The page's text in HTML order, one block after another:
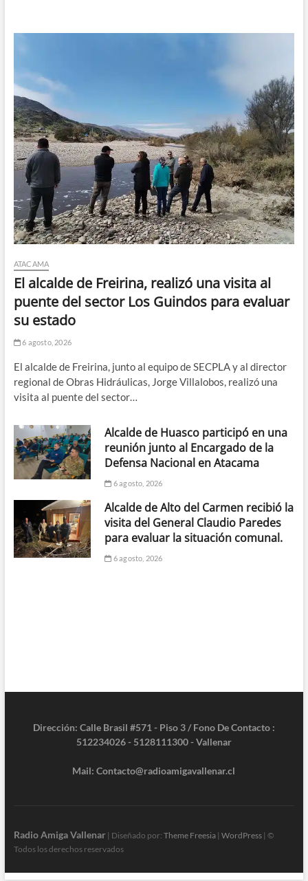
ATACAMA
El alcalde de Freirina, realizó una visita al
puente del sector Los Guindos para evaluar
su estado
6 agosto, 2026
El alcalde de Freirina, junto al equipo de SECPLA y al director
regional de Obras Hidráulicas, Jorge Villalobos, realizó una
visita al puente del sector…
Alcalde de Huasco participó en una
reunión junto al Encargado de la
Defensa Nacional en Atacama
6 agosto, 2026
Alcalde de Alto del Carmen recibió la
visita del General Claudio Paredes
para evaluar la situación comunal.
6 agosto, 2026
Dirección: Calle Brasil #571 - Piso 3 / Fono De Contacto :
512234026 - 5128111300 - Vallenar
Mail: Contacto@radioamigavallenar.cl
Radio Amiga Vallenar| Diseñado por: Theme Freesia| WordPress| ©
Todos los derechos reservados